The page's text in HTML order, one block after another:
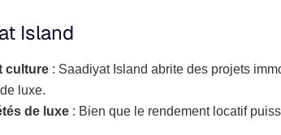
Island
culture : Saadiyat Island abrite des projets
luxe.
de luxe : Bien que le rendement locatif